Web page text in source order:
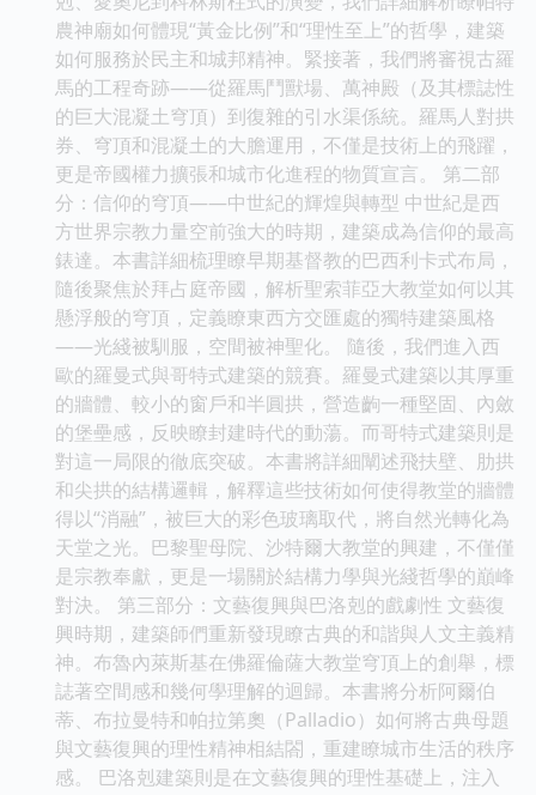
農神廟如何體現“黃金比例”和“理性至上”的哲學，建築
如何服務於民主和城邦精神。緊接著，我們將審視古羅
馬的工程奇跡——從羅馬鬥獸場、萬神殿（及其標誌性
的巨大混凝土穹頂）到復雜的引水渠係統。羅馬人對拱
券、穹頂和混凝土的大膽運用，不僅是技術上的飛躍，
更是帝國權力擴張和城市化進程的物質宣言。 第二部
分：信仰的穹頂——中世紀的輝煌與轉型 中世紀是西
方世界宗教力量空前強大的時期，建築成為信仰的最高
錶達。本書詳細梳理瞭早期基督教的巴西利卡式布局，
隨後聚焦於拜占庭帝國，解析聖索菲亞大教堂如何以其
懸浮般的穹頂，定義瞭東西方交匯處的獨特建築風格
——光綫被馴服，空間被神聖化。 隨後，我們進入西
歐的羅曼式與哥特式建築的競賽。羅曼式建築以其厚重
的牆體、較小的窗戶和半圓拱，營造齣一種堅固、內斂
的堡壘感，反映瞭封建時代的動蕩。而哥特式建築則是
對這一局限的徹底突破。本書將詳細闡述飛扶壁、肋拱
和尖拱的結構邏輯，解釋這些技術如何使得教堂的牆體
得以“消融”，被巨大的彩色玻璃取代，將自然光轉化為
天堂之光。巴黎聖母院、沙特爾大教堂的興建，不僅僅
是宗教奉獻，更是一場關於結構力學與光綫哲學的巔峰
對決。 第三部分：文藝復興與巴洛剋的戲劇性 文藝復
興時期，建築師們重新發現瞭古典的和諧與人文主義精
神。布魯內萊斯基在佛羅倫薩大教堂穹頂上的創舉，標
誌著空間感和幾何學理解的迴歸。本書將分析阿爾伯
蒂、布拉曼特和帕拉第奧（Palladio）如何將古典母題
與文藝復興的理性精神相結閤，重建瞭城市生活的秩序
感。 巴洛剋建築則是在文藝復興的理性基礎上，注入